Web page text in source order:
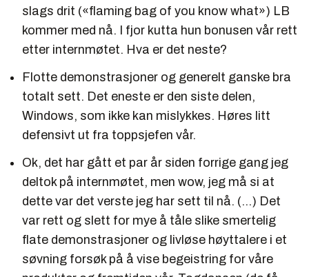
slags drit («flaming bag of you know what») LB
kommer med nå. I fjor kutta hun bonusen vår rett
etter internmøtet. Hva er det neste?
Flotte demonstrasjoner og generelt ganske bra
totalt sett. Det eneste er den siste delen,
Windows, som ikke kan mislykkes. Høres litt
defensivt ut fra toppsjefen vår.
Ok, det har gått et par år siden forrige gang jeg
deltok på internmøtet, men wow, jeg må si at
dette var det verste jeg har sett til nå. (...) Det
var rett og slett for mye å tåle slike smertelig
flate demonstrasjoner og livløse høyttalere i et
søvning forsøk på å vise begeistring for våre